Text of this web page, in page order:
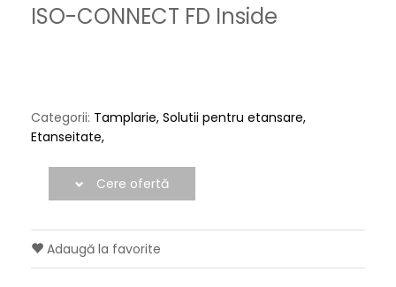
ISO-CONNECT FD Inside
Categorii: Tamplarie Solutii pentru etansare
Etanseitate
Cere ofertă
Adaugă la favorite